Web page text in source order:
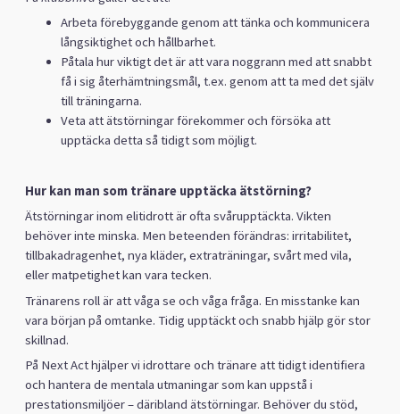
Arbeta förebyggande genom att tänka och kommunicera
långsiktighet och hållbarhet.
Påtala hur viktigt det är att vara noggrann med att snabbt
få i sig återhämtningsmål, t.ex. genom att ta med det själv
till träningarna.
Veta att ätstörningar förekommer och försöka att
upptäcka detta så tidigt som möjligt.
Hur kan man som tränare upptäcka ätstörning?
Ätstörningar inom elitidrott är ofta svårupptäckta. Vikten
behöver inte minska. Men beteenden förändras: irritabilitet,
tillbakadragenhet, nya kläder, extraträningar, svårt med vila,
eller matpetighet kan vara tecken.
Tränarens roll är att våga se och våga fråga. En misstanke kan
vara början på omtanke. Tidig upptäckt och snabb hjälp gör stor
skillnad.
På Next Act hjälper vi idrottare och tränare att tidigt identifiera
och hantera de mentala utmaningar som kan uppstå i
prestationsmiljöer – däribland ätstörningar. Behöver du stöd,